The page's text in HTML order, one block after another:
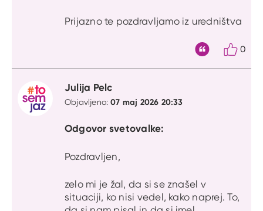
Prijazno te pozdravljamo iz uredništva
0
Julija Pelc
Objavljeno:07 maj 2026 20:33
Odgovor svetovalke:
Pozdravljen,
zelo mi je žal, da si se znašel v
situaciji, ko nisi vedel, kako naprej. To,